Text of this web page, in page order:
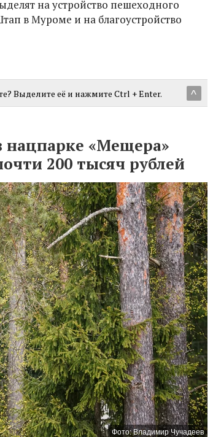
на устройство пешеходного
в Муроме и на благоустройство
^
Выделите её и нажмите Ctrl + Enter.
нацпарке «Мещера»
200 тысяч рублей
Фото: Владимир Чучадеев